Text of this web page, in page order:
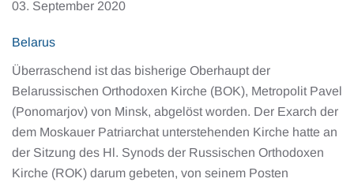
03. September 2020
Belarus
Überraschend ist das bisherige Oberhaupt der
Belarussischen Orthodoxen Kirche (BOK), Metropolit Pavel
(Ponomarjov) von Minsk, abgelöst worden. Der Exarch der
dem Moskauer Patriarchat unterstehenden Kirche hatte an
der Sitzung des Hl. Synods der Russischen Orthodoxen
Kirche (ROK) darum gebeten, von seinem Posten